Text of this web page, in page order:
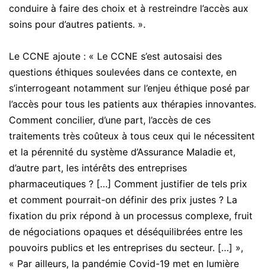
conduire à faire des choix et à restreindre l’accès aux
soins pour d’autres patients. ».
Le CCNE ajoute : « Le CCNE s’est autosaisi des
questions éthiques soulevées dans ce contexte, en
s’interrogeant notamment sur l’enjeu éthique posé par
l’accès pour tous les patients aux thérapies innovantes.
Comment concilier, d’une part, l’accès de ces
traitements très coûteux à tous ceux qui le nécessitent
et la pérennité du système d’Assurance Maladie et,
d’autre part, les intérêts des entreprises
pharmaceutiques ? […] Comment justifier de tels prix
et comment pourrait-on définir des prix justes ? La
fixation du prix répond à un processus complexe, fruit
de négociations opaques et déséquilibrées entre les
pouvoirs publics et les entreprises du secteur. […] »,
« Par ailleurs, la pandémie Covid-19 met en lumière